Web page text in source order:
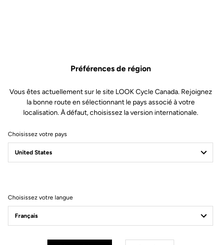
795 Blade RS - KG
Le légendaire cadre carbone KG86
Préférences de région
Vous êtes actuellement sur le site LOOK Cycle Canada. Rejoignez
la bonne route en sélectionnant le pays associé à votre
localisation. À défaut, choisissez la version internationale.
Choisissez votre pays
Choisissez votre langue